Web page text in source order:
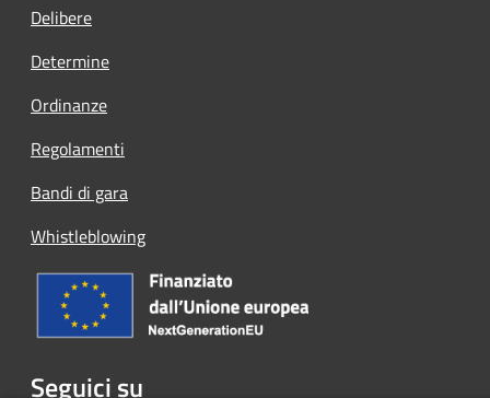
Delibere
Determine
Ordinanze
Regolamenti
Bandi di gara
Whistleblowing
Seguici su